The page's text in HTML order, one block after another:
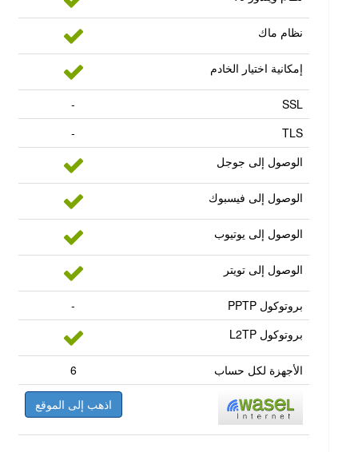
نظام ماك
إمكانية اختيار الخادم
SSL
-
TLS
-
الوصول إلى جوجل
الوصول إلى فيسبوك
الوصول إلى يوتيوب
الوصول إلى تويتر
بروتوكول PPTP
-
بروتوكول L2TP
الأجهزة لكل حساب 6
اذهب إلى الموقع